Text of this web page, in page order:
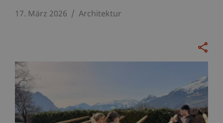
17. März 2026 Architektur